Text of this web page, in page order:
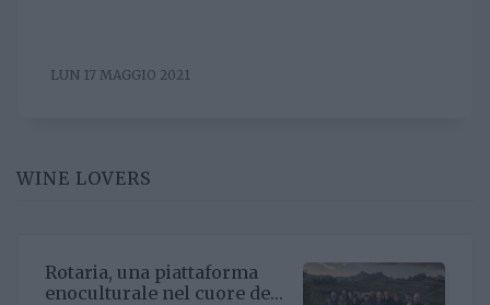
LUN 17 MAGGIO 2021
WINE LOVERS
Rotaria, una piattaforma
enoculturale nel cuore del